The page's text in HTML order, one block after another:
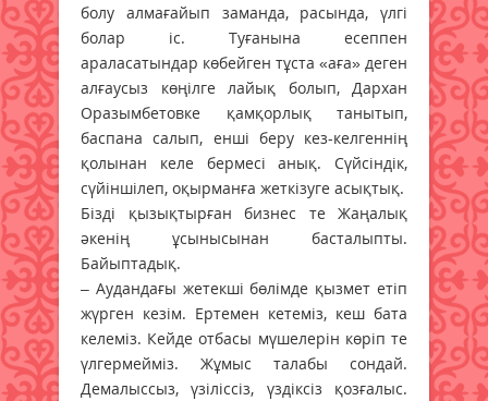
болу алмағайып заманда, расында, үлгі
болар іс. Туғанына есеппен
араласатындар көбейген тұста «аға» деген
алғаусыз көңілге лайық болып, Дархан
Оразымбетовке қамқорлық танытып,
баспана салып, енші беру кез-келгеннің
қолынан келе бермесі анық. Сүйсіндік,
сүйіншілеп, оқырманға жеткізуге асықтық.
Бізді қызықтырған бизнес те Жаңалық
әкенің ұсынысынан басталыпты.
Байыптадық.
– Аудандағы жетекші бөлімде қызмет етіп
жүрген кезім. Ертемен кетеміз, кеш бата
келеміз. Кейде отбасы мүшелерін көріп те
үлгермейміз. Жұмыс талабы сондай.
Демалыссыз, үзіліссіз, үздіксіз қозғалыс.